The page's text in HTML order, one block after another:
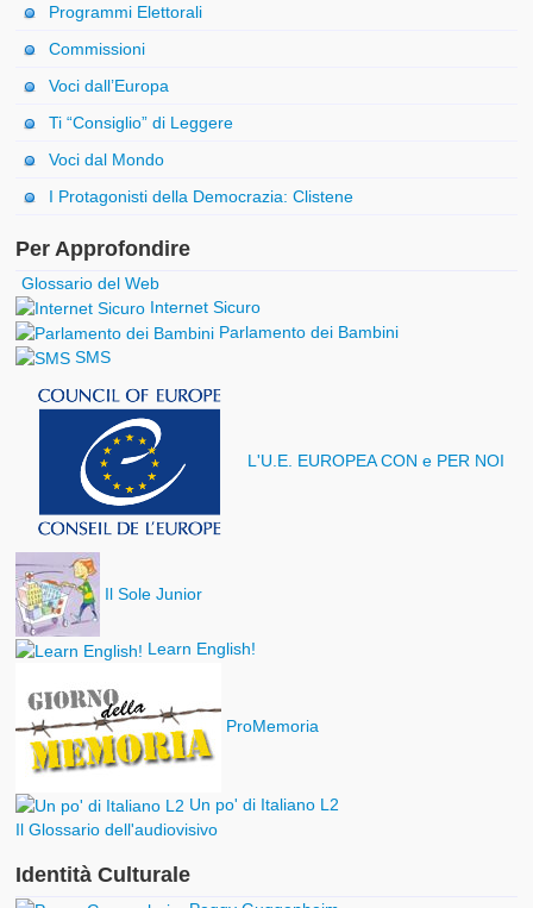
Programmi Elettorali
Commissioni
Voci dall’Europa
Ti “Consiglio” di Leggere
Voci dal Mondo
I Protagonisti della Democrazia: Clistene
Per Approfondire
Glossario del Web
Internet Sicuro
Parlamento dei Bambini
SMS
L'U.E. EUROPEA CON e PER NOI
Il Sole Junior
Learn English!
ProMemoria
Un po' di Italiano L2
Il Glossario dell'audiovisivo
Identità Culturale